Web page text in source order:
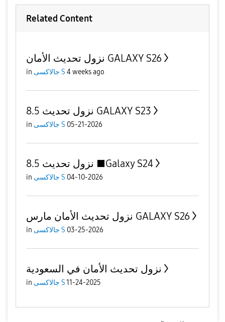
Related Content
نزول تحديث الأمان GALAXY S26
in جالاكسى S 4 weeks ago
نزول تحديث 8.5 GALAXY S23
in جالاكسى S 05-21-2026
نزول تحديث 8.5 ■Galaxy S24
in جالاكسى S 04-10-2026
نزول تحديث الأمان مارس GALAXY S26
in جالاكسى S 03-25-2026
نزول تحديث الأمان في السعودية
in جالاكسى S11-24-2025